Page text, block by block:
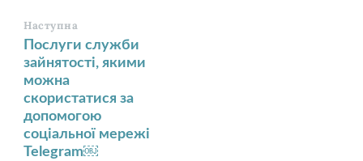
Наступна
Послуги служби
зайнятості, якими
можна
скористатися за
допомогою
соціальної мережі
Telegram￼